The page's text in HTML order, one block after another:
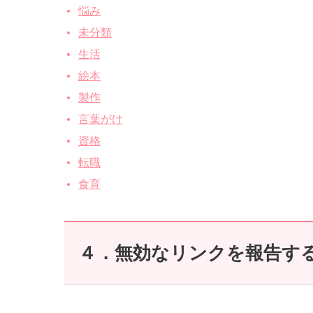
悩み
未分類
生活
絵本
製作
言葉がけ
資格
転職
食育
４．無効なリンクを報告す